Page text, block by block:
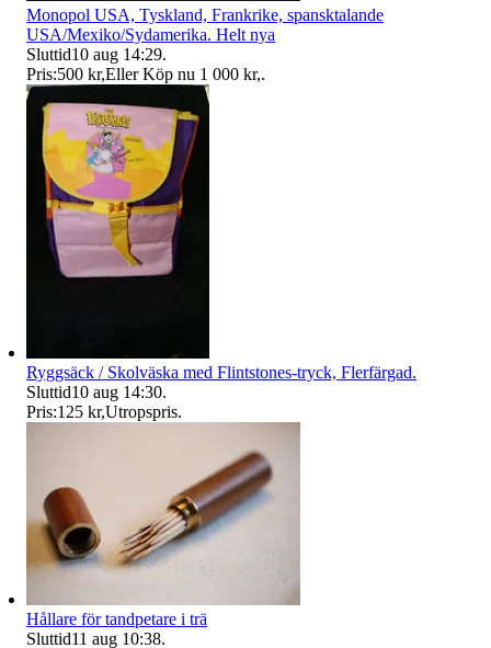
Monopol USA, Tyskland, Frankrike, spansktalande
USA/Mexiko/Sydamerika. Helt nya
Sluttid10 aug 14:29.
Pris:500 kr,Eller Köp nu 1 000 kr,.
Ryggsäck / Skolväska med Flintstones-tryck, Flerfärgad.
Sluttid10 aug 14:30.
Pris:125 kr,Utropspris.
Hållare för tandpetare i trä
Sluttid11 aug 10:38.